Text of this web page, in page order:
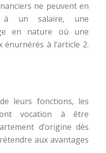
ne peuvent en
à un salaire, une
en nature où une
à l’article 2.
leurs fonctions, les
vocation à être
d’origine dès
aux avantages